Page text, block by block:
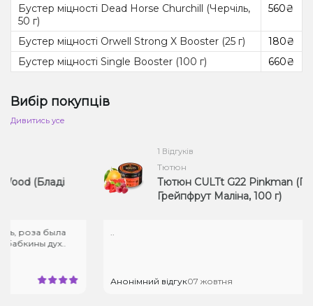
Бустер міцності Dead Horse Churchill (Черчіль,
50 г)
560₴
Бустер міцності Orwell Strong X Booster (25 г)
180₴
Бустер міцності Single Booster (100 г)
660₴
Вибір покупців
Дивитись усе
(Бладі
была
дух..
1 Відгуків
Тютюн
Тютюн CULTt G22 Pinkman
Грейпфрут Маліна, 100 г)
Анонімний відгук07 жовтня